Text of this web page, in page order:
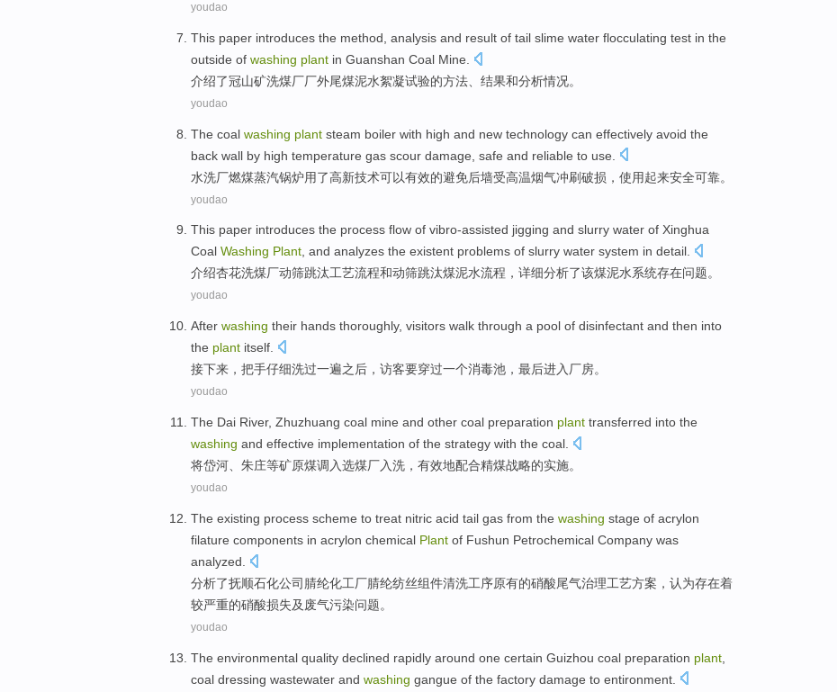
youdao
This paper introduces the method analysis and result of tail slime water flocculating test in the
outside of washing plant in Guanshan Coal Mine.
介绍了冠山矿洗煤厂厂外尾煤泥水絮凝试验的方法 结果和分析情况。
youdao
The coal washing plant steam boiler with high and new technology can effectively avoid the
back wall by high temperature gas scour damage safe and reliable to use
水洗厂燃煤蒸汽锅炉用了高新技术可以有效的避免后墙受高温烟气冲刷破损 ，使用起来安全可靠。
youdao
This paper introduces the process flow of vibro-assisted jigging and slurry water of Xinghua
Coal Washing Plant, and analyzes the existent problems of slurry water system in detail.
介绍杏花洗煤厂动筛跳汰工艺流程和动筛跳汰煤泥水流程，详细分析了该煤泥水系统存在问题。
youdao
After washing their hands thoroughly, visitors walk through a pool of disinfectant and then into
the plant itself
接下来 ， 把手仔细洗过一遍之后， 访客要穿过一个消毒池 ， 最后进入 厂房。
youdao
The Dai River, Zhuzhuang coal mine and other coal preparation plant transferred into the
washing and effective implementation of the strategy with the coal
将岱河 朱庄等矿原煤调入选煤厂入洗 ， 有效地配合精煤战略的实施。
youdao
The existing process scheme to treat nitric acid tail gas from the washing stage of acrylon
filature components in acrylon chemical Plant of Fushun Petrochemical Company was
analyzed
分析了抚顺石化公司 腈纶化工厂腈纶纺丝组件清洗工序原有的硝酸尾气治理工艺方案 ，认为存在着
较严重的硝酸损失及 废气污染问题。
youdao
The environmental quality declined rapidly around one certain Guizhou coal preparation plant
coal dressing wastewater and washing gangue of the factory damage to entironment